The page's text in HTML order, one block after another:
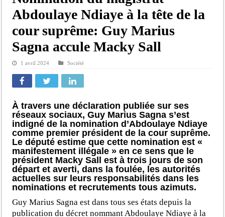
Abdoulaye Ndiaye à la tête de la
cour suprême: Guy Marius
Sagna accule Macky Sall
1 avril 2024 Société
À travers une déclaration publiée sur ses
réseaux sociaux, Guy Marius Sagna s’est
indigné de la nomination d’Abdoulaye Ndiaye
comme premier président de la cour suprême.
Le député estime que cette nomination est «
manifestement illégale » en ce sens que le
président Macky Sall est à trois jours de son
départ et averti, dans la foulée, les autorités
actuelles sur leurs responsabilités dans les
nominations et recrutements tous azimuts.
Guy Marius Sagna est dans tous ses états depuis la
publication du décret nommant Abdoulaye Ndiaye à la